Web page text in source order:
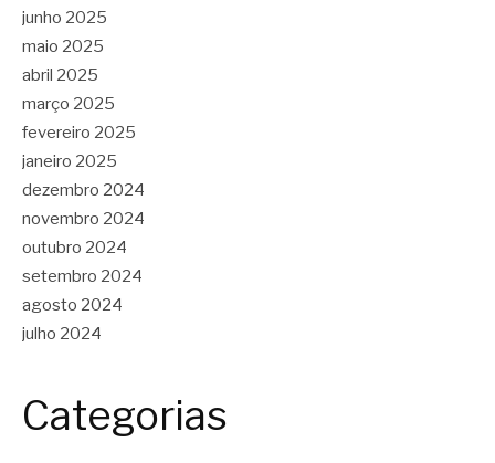
junho 2025
maio 2025
abril 2025
março 2025
fevereiro 2025
janeiro 2025
dezembro 2024
novembro 2024
outubro 2024
setembro 2024
agosto 2024
julho 2024
Categorias